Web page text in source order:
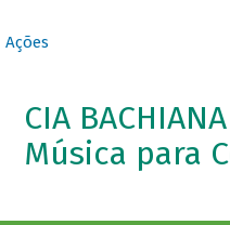
Ações
CIA
Música para